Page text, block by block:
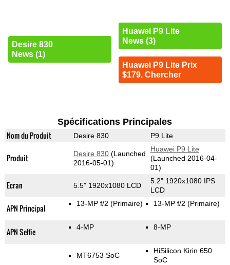
Desire 830
News (1)
Huawei P9 Lite
News (3)
Huawei P9 Lite Prix
$179. Chercher
Spécifications Principales
Nom du Produit Desire 830 P9 Lite
Produit Desire 830(Launched
2016-05-01)
Huawei P9 Lite
(Launched 2016-04-
01)
Ecran 5.5" 1920x1080 LCD
5.2" 1920x1080 IPS
LCD
APN Principal 13-MP f/2 (Primaire) 13-MP f/2 (Primaire)
APN Selfie 4-MP 8-MP
MT6753 SoC
HiSilicon Kirin 650
SoC